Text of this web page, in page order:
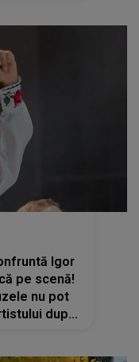
Igor
pe scenă!
nu pot
după